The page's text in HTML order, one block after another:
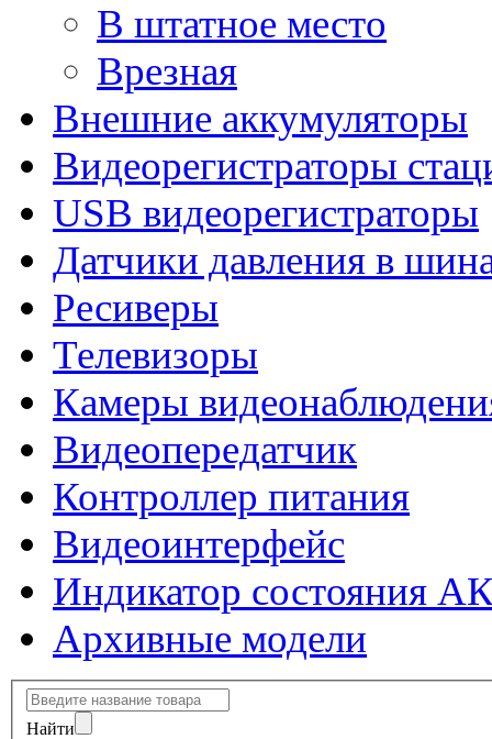
В штатное место
Врезная
Внешние аккумуляторы
Видеорегистраторы
USB видеорегистраторы
Датчики давления в
Ресиверы
Телевизоры
Камеры
Видеопередатчик
Контроллер питания
Видеоинтерфейс
Индикатор состояния
Архивные модели
Найти